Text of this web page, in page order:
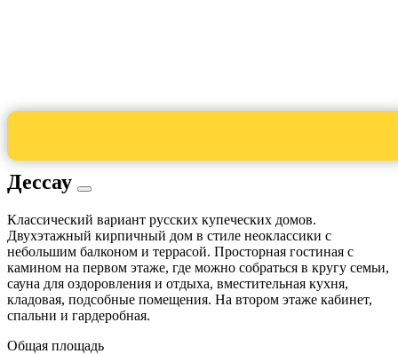
Дессау
Классический вариант русских купеческих домов.
Двухэтажный кирпичный дом в стиле неоклассики с
небольшим балконом и террасой. Просторная гостиная с
камином на первом этаже, где можно собраться в кругу семьи,
сауна для оздоровления и отдыха, вместительная кухня,
кладовая, подсобные помещения. На втором этаже кабинет,
спальни и гардеробная.
Общая площадь